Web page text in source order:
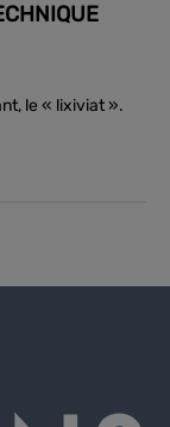
le « lixiviat ».